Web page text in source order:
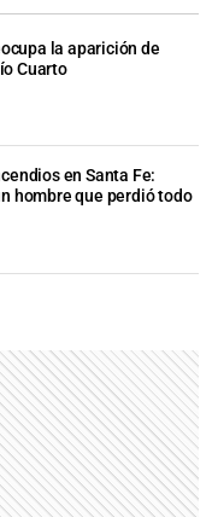
la aparición de
Cuarto
en Santa Fe:
hombre que perdió todo